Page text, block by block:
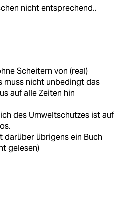
nicht entsprechend..
Scheitern von (real)
muss nicht unbedingt das
auf alle Zeiten hin
des Umweltschutzes ist auf
darüber übrigens ein Buch
gelesen)